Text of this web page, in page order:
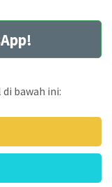
bawah ini: